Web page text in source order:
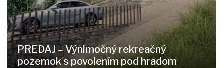
PREDAJ – Výnimočný rekreačný
pozemok s povolením pod hradom